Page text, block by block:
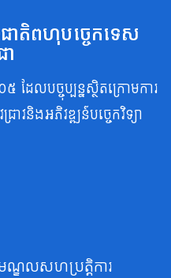
ាតិពហុបច្ចេកទេស
ា
ដែលបច្ចុប្បន្នស្ថិតក្រោមការ
វនិងអភិវឌ្ឍន៍បច្ចេកវិទ្យា
ណ្ឌលសហប្រត្តិការ